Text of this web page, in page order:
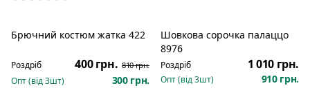
Брючний костюм жатка 422
Роздріб 400 грн. 810 грн.
Опт (від3шт) 300 грн.
Новинка
Шовкова сорочка палаццо
8976
Роздріб 1 010 грн.
Опт (від3шт) 910 грн.